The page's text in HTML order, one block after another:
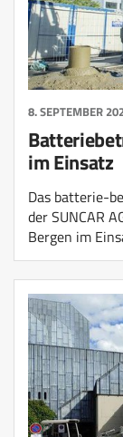
8. SEPTEMBER
im Einsatz
Das batterie-
der SUNCAR
Bergen im